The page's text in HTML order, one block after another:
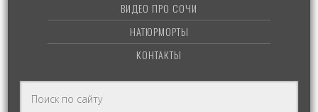
ВИДЕО ПРО СОЧИ
НАТЮРМОРТЫ
КОНТАКТЫ